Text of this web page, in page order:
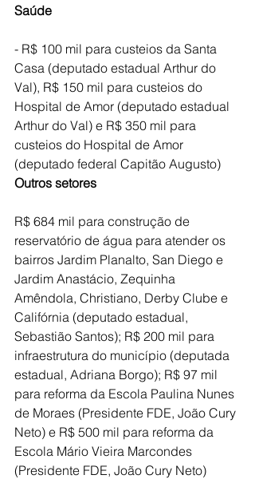
Saúde
- R$ 100 mil para custeios da Santa
Casa (deputado estadual Arthur do
Val), R$ 150 mil para custeios do
Hospital de Amor (deputado estadual
Arthur do Val) e R$ 350 mil para
custeios do Hospital de Amor
(deputado federal Capitão Augusto)
Outros setores
R$ 684 mil para construção de
reservatório de água para atender os
bairros Jardim Planalto, San Diego e
Jardim Anastácio, Zequinha
Amêndola, Christiano, Derby Clube e
Califórnia (deputado estadual,
Sebastião Santos); R$ 200 mil para
infraestrutura do município (deputada
estadual, Adriana Borgo); R$ 97 mil
para reforma da Escola Paulina Nunes
de Moraes (Presidente FDE, João Cury
Neto) e R$ 500 mil para reforma da
Escola Mário Vieira Marcondes
(Presidente FDE, João Cury Neto)